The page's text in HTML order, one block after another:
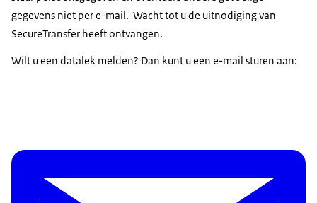
gegevens niet per e-mail. Wacht tot u de uitnodiging van
SecureTransfer heeft ontvangen.
Wilt u een datalek melden? Dan kunt u een e-mail sturen aan: